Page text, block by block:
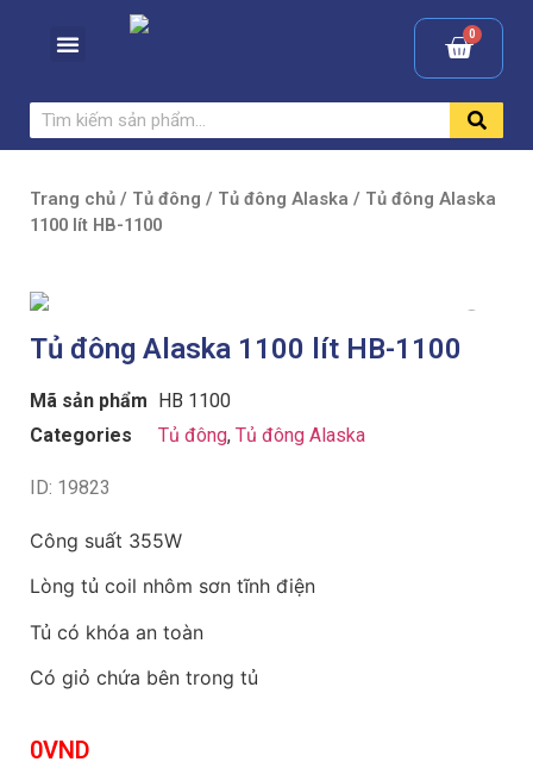
Trang chủ / Tủ đông / Tủ đông Alaska / Tủ đông Alaska
1100 lít HB-1100
Tủ đông Alaska 1100 lít HB-1100
Mã sản phẩm HB 1100
Categories
Tủ đông, Tủ đông Alaska
ID: 19823
Công suất 355W
Lòng tủ coil nhôm sơn tĩnh điện
Tủ có khóa an toàn
Có giỏ chứa bên trong tủ
0VND